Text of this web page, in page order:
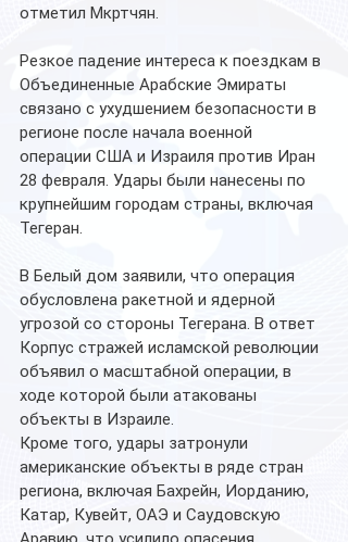
отметил Мкртчян.
Резкое падение интереса к поездкам в
Объединенные Арабские Эмираты
связано с ухудшением безопасности в
регионе после начала военной
операции США и Израиля против Иран
28 февраля. Удары были нанесены по
крупнейшим городам страны, включая
Тегеран.
В Белый дом заявили, что операция
обусловлена ракетной и ядерной
угрозой со стороны Тегерана. В ответ
Корпус стражей исламской революции
объявил о масштабной операции, в
ходе которой были атакованы
объекты в Израиле.
Кроме того, удары затронули
американские объекты в ряде стран
региона, включая Бахрейн, Иорданию,
Катар, Кувейт, ОАЭ и Саудовскую